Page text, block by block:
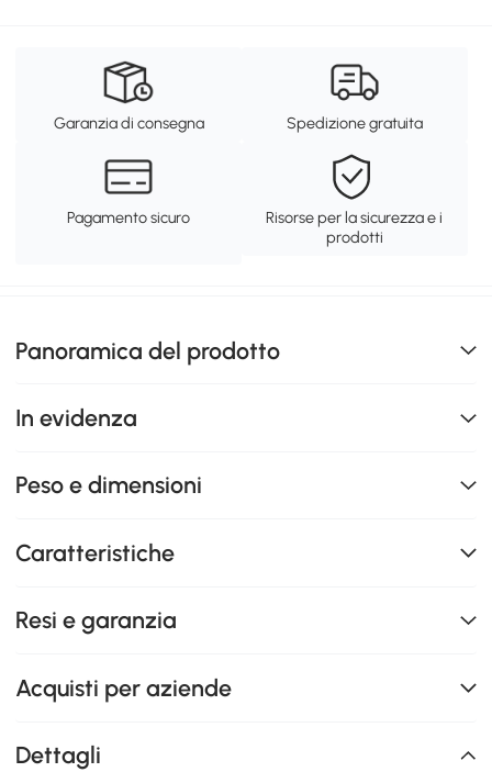
Garanzia di consegna Spedizione gratuita
Pagamento sicuro
Risorse per la sicurezza e i
prodotti
Panoramica del prodotto
In evidenza
Peso e dimensioni
Caratteristiche
Resi e garanzia
Acquisti per aziende
Dettagli